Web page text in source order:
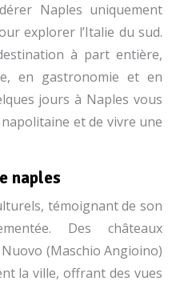
Naples uniquement
explorer l’Italie du sud.
à part entière,
en gastronomie et en
jours à Naples vous
et de vivre une
naples
témoignant de son
Des châteaux
(Maschio Angioino)
la ville, offrant des vues